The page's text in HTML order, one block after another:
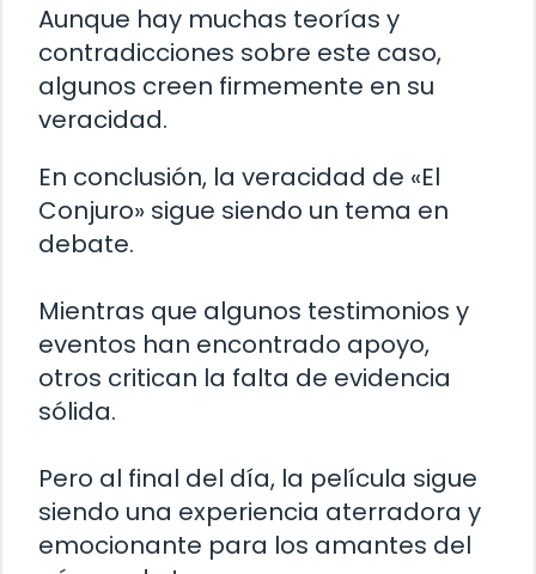
Aunque hay muchas teorías y
contradicciones sobre este caso,
algunos creen firmemente en su
veracidad.
En conclusión, la veracidad de «El
Conjuro» sigue siendo un tema en
debate.
Mientras que algunos testimonios y
eventos han encontrado apoyo,
otros critican la falta de evidencia
sólida.
Pero al final del día, la película sigue
siendo una experiencia aterradora y
emocionante para los amantes del